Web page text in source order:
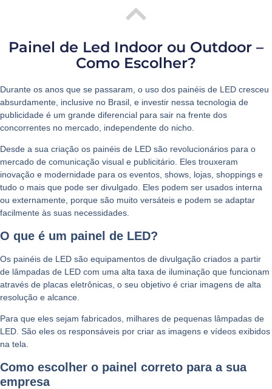
Painel de Led Indoor ou Outdoor –
Como Escolher?
Durante os anos que se passaram, o uso dos painéis de LED cresceu
absurdamente, inclusive no Brasil, e investir nessa tecnologia de
publicidade é um grande diferencial para sair na frente dos
concorrentes no mercado, independente do nicho.
Desde a sua criação os painéis de LED são revolucionários para o
mercado de comunicação visual e publicitário. Eles trouxeram
inovação e modernidade para os eventos, shows, lojas, shoppings e
tudo o mais que pode ser divulgado. Eles podem ser usados interna
ou externamente, porque são muito versáteis e podem se adaptar
facilmente às suas necessidades.
O que é um painel de LED?
Os painéis de LED são equipamentos de divulgação criados a partir
de lâmpadas de LED com uma alta taxa de iluminação que funcionam
através de placas eletrônicas, o seu objetivo é criar imagens de alta
resolução e alcance.
Para que eles sejam fabricados, milhares de pequenas lâmpadas de
LED. São eles os responsáveis por criar as imagens e vídeos exibidos
na tela.
Como escolher o painel correto para a sua
empresa